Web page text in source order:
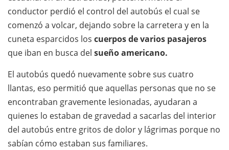
conductor perdió el control del autobús el cual se
comenzó a volcar, dejando sobre la carretera y en la
cuneta esparcidos los cuerpos de varios pasajeros
que iban en busca del sueño americano.
El autobús quedó nuevamente sobre sus cuatro
llantas, eso permitió que aquellas personas que no se
encontraban gravemente lesionadas, ayudaran a
quienes lo estaban de gravedad a sacarlas del interior
del autobús entre gritos de dolor y lágrimas porque no
sabían cómo estaban sus familiares.